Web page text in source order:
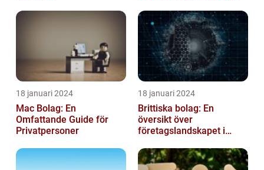
18 januari 2024
Mac Bolag: En
Omfattande Guide för
Privatpersoner
18 januari 2024
Brittiska bolag: En
översikt över
företagslandskapet i